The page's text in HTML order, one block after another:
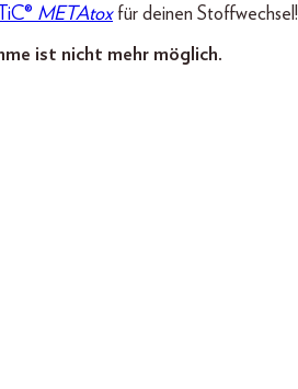
METAtoxfür deinen Stoffwechsel!
ist nicht mehr möglich.